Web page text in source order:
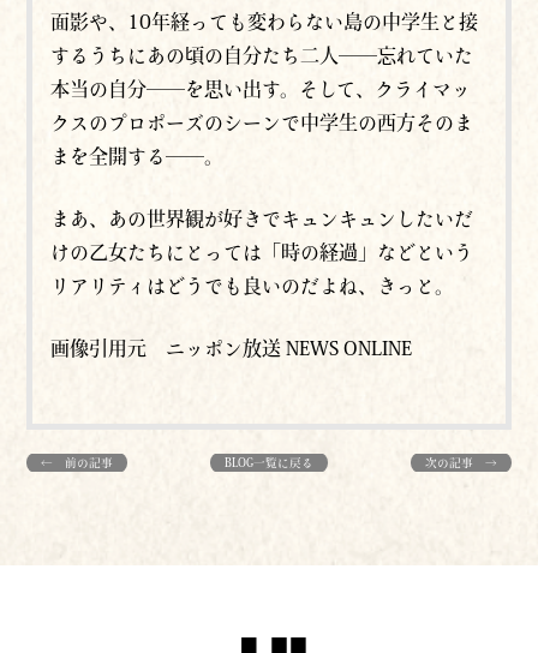
面影や、10年経っても変わらない島の中学生と接
するうちにあの頃の自分たち二人──忘れていた
本当の自分──を思い出す。そして、クライマッ
クスのプロポーズのシーンで中学生の西方そのま
まを全開する──。
まあ、あの世界観が好きでキュンキュンしたいだ
けの乙女たちにとっては「時の経過」などという
リアリティはどうでも良いのだよね、きっと。
画像引用元 ニッポン放送 NEWS ONLINE
← 前の記事 BLOG一覧に戻る 次の記事 →